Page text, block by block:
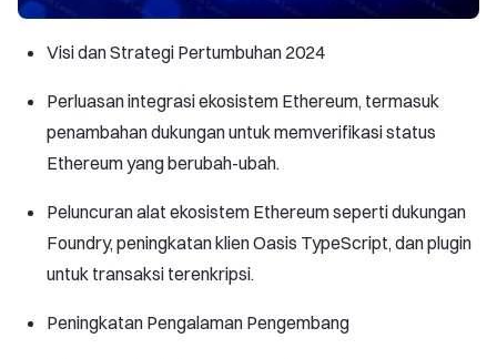
Visi dan Strategi Pertumbuhan 2024
Perluasan integrasi ekosistem Ethereum, termasuk
penambahan dukungan untuk memverifikasi status
Ethereum yang berubah-ubah.
Peluncuran alat ekosistem Ethereum seperti dukungan
Foundry, peningkatan klien Oasis TypeScript, dan plugin
untuk transaksi terenkripsi.
Peningkatan Pengalaman Pengembang